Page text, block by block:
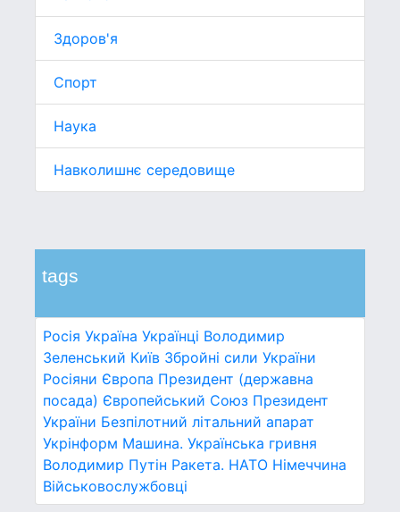
Здоров'я
Спорт
Наука
Навколишнє середовище
tags
Росія Україна Українці Володимир
Зеленський Київ Збройні сили України
Росіяни Європа Президент (державна
посада) Європейський Союз Президент
України Безпілотний літальний апарат
Укрінформ Машина. Українська гривня
Володимир Путін Ракета. НАТО Німеччина
Військовослужбовці